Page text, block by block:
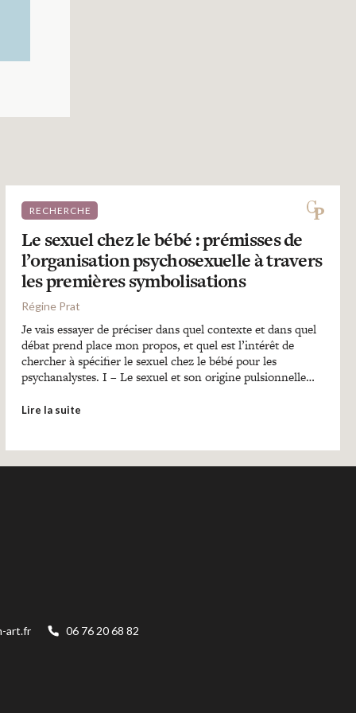
RECHERCHE
Le sexuel chez le bébé : prémisses de
l’organisation psychosexuelle à travers
les premières symbolisations
Régine Prat
Je vais essayer de préciser dans quel contexte et dans quel
débat prend place mon propos, et quel est l’intérêt de
chercher à spécifier le sexuel chez le bébé pour les
psychanalystes. I – Le sexuel et son origine pulsionnelle…
Lire la suite
art.fr 06 76 20 68 82